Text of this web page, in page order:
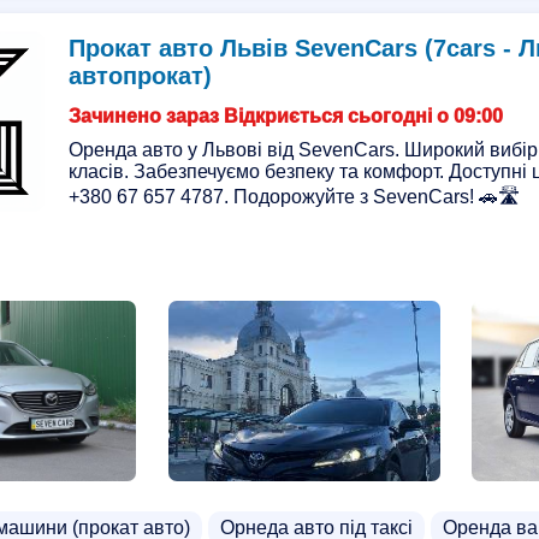
Прокат авто Львів SevenCars (7cars -
автопрокат)
Зачинено зараз Відкриється сьогодні о 09:00
Оренда авто у Львові від SevenCars. Широкий вибір
класів. Забезпечуємо безпеку та комфорт. Доступні
+380 67 657 4787. Подорожуйте з SevenCars! 🚗🛣️
(прокат авто) Орнеда авто під таксі Оренда